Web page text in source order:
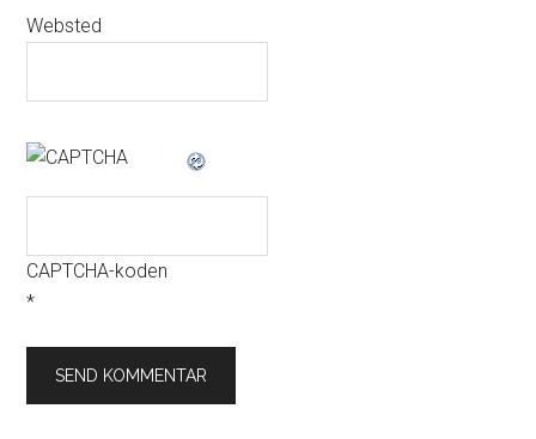
Websted
CAPTCHA-koden
*